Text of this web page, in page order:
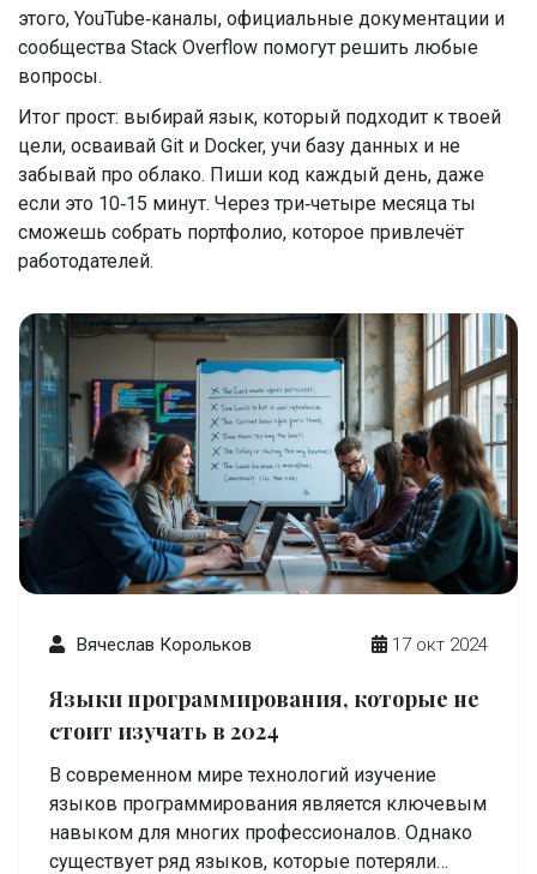
этого, YouTube‑каналы, официальные документации и
сообщества Stack Overflow помогут решить любые
вопросы.
Итог прост: выбирай язык, который подходит к твоей
цели, осваивай Git и Docker, учи базу данных и не
забывай про облако. Пиши код каждый день, даже
если это 10‑15 минут. Через три‑четыре месяца ты
сможешь собрать портфолио, которое привлечёт
работодателей.
Вячеслав Корольков 17 окт 2024
Языки программирования, которые не
стоит изучать в 2024
В современном мире технологий изучение
языков программирования является ключевым
навыком для многих профессионалов. Однако
существует ряд языков, которые потеряли